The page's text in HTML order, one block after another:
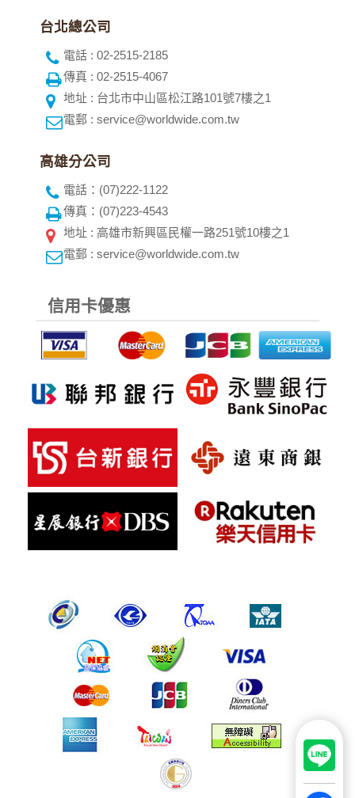
台北總公司
電話 : 02-2515-2185
傳真 : 02-2515-4067
地址 : 台北市中山區松江路101號7樓之1
電郵 : service@worldwide.com.tw
高雄分公司
電話：(07)222-1122
傳真：(07)223-4543
地址 : 高雄市新興區民權一路251號10樓之1
電郵 : service@worldwide.com.tw
信用卡優惠